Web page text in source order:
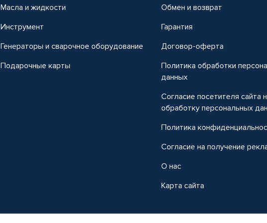
Масла и жидкости
Инструмент
Генераторы и сварочное оборудование
Подарочные карты
Обмен и возврат
Гарантия
Договор-оферта
Политика обработки
данных
Согласие посетителя сайта
обработку персональных
Политика
Согласие на получение
О нас
Карта сайта